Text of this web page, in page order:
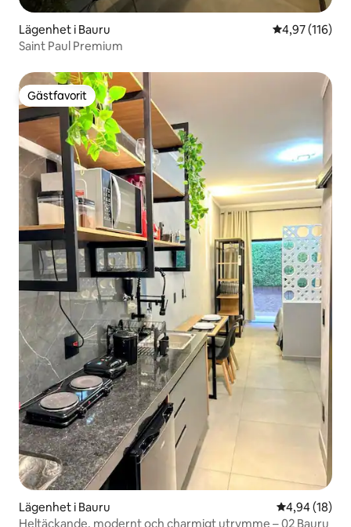
Lägenhet i Bauru 4,97 av 5 i
4,97 (116)
Saint Paul Premium
Gästfavorit
Gästfavorit
Lägenhet i Bauru 4,94 av 5 i
4,94 (18)
Heltäckande, modernt och charmigt utrymme – 02 Bauru